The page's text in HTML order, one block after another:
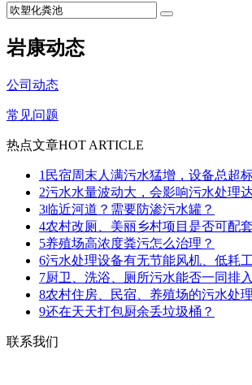
岩康动态
公司动态
常见问题
热点文章HOT ARTICLE
1 民宿周末人满污水猛增，设备总超
2污水水量波动大，会影响污水处理
3临近河道？需要防渗污水罐？
4农村改厕、美丽乡村项目是否可配
5养殖场高浓度粪污怎么治理？
6污水处理设备有无节能风机、低耗
7厨卫、洗浴、厕所污水能否一同排
8农村住房、民宿、养殖场的污水处
9还在天天打包厨余丢垃圾桶？
联系我们